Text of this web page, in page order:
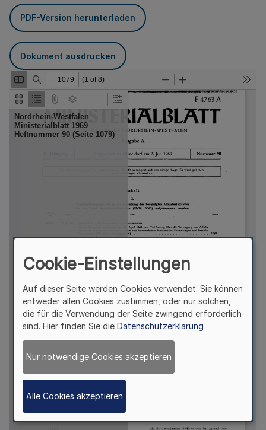
PDF-Version herunterladen
Dokument ausdrucken
Cookie-Einstellungen
Auf dieser Seite werden Cookies verwendet. Sie können
entweder allen Cookies zustimmen, oder nur solchen,
die für die Verwendung der Seite zwingend erforderlich
sind. Hier finden Sie die Datenschutzerklärung
Nur notwendige Cookies akzeptieren
Alle Cookies akzeptieren